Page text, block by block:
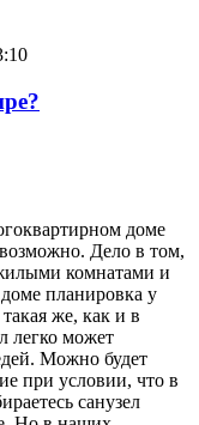
доме
Дело в том,
комнатами и
планировка у
же, как и в
легко может
Можно будет
при условии, что в
санузел